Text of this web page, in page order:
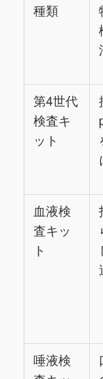
種類
第4世代
検査キ
ット
血液検
査キッ
ト
唾液検